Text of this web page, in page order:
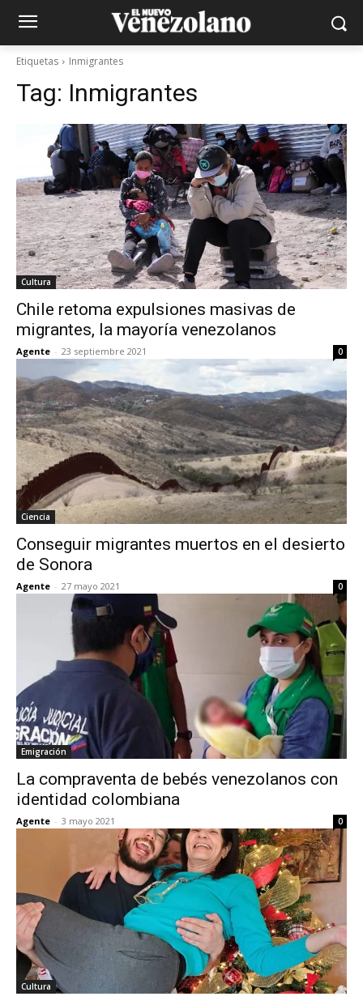
Etiquetas Inmigrantes
Tag: Inmigrantes
Cultura
Chile retoma expulsiones masivas de
migrantes, la mayoría venezolanos
Agente - 23 septiembre 2021 0
Ciencia
Conseguir migrantes muertos en el desierto
de Sonora
Agente - 27 mayo 2021 0
Emigración
La compraventa de bebés venezolanos con
identidad colombiana
Agente - 3 mayo 2021 0
Cultura